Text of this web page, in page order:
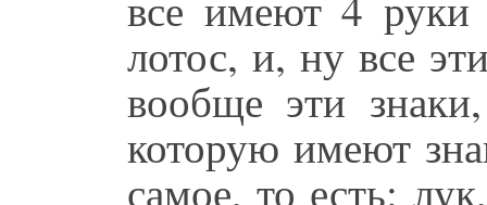
лотос, и, ну все
вообще эти
которую имеют
самое, то есть: